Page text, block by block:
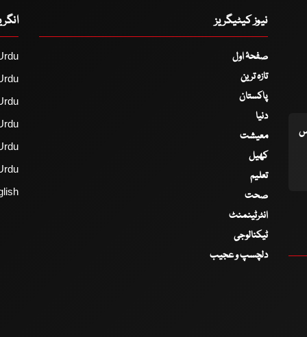
نیوز کیٹیگریز
صفحۂ اول
تازہ ترین
پاکستان
دنیا
معیشت
کھیل
تعلیم
صحت
انٹرٹینمنٹ
ٹیکنالوجی
دلچسپ و عجیب